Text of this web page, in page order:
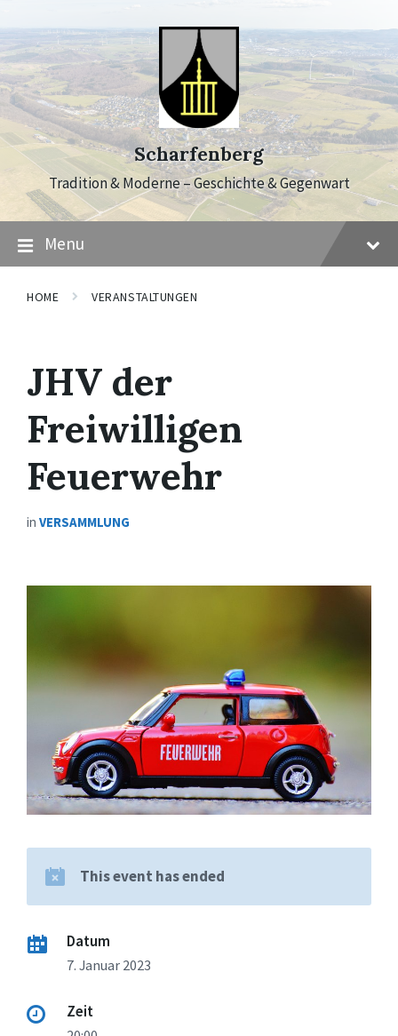
content
main
navigation
footer
Scharfenberg
Tradition & Moderne – Geschichte & Gegenwart
Menu
HOME VERANSTALTUNGEN
JHV der
Freiwilligen
Feuerwehr
in VERSAMMLUNG
This event has ended
Datum
7. Januar 2023
Zeit